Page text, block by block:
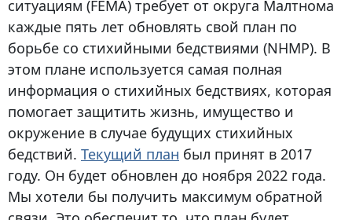
ситуациям (FEMA) требует от округа Малтнома
каждые пять лет обновлять свой план по
борьбе со стихийными бедствиями (NHMP). В
этом плане используется самая полная
информация о стихийных бедствиях, которая
помогает защитить жизнь, имущество и
окружение в случае будущих стихийных
бедствий. Текущий план был принят в 2017
году. Он будет обновлен до ноября 2022 года.
Мы хотели бы получить максимум обратной